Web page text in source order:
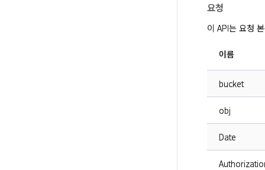
요청
이 API는 요청
이름
bucket
obj
Date